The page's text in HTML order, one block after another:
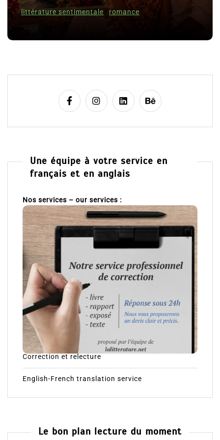
c
e
Une équipe à votre service en
français et en anglais
Nos services – our services :
Correction et relecture
English-French translation service
Le bon plan lecture du moment